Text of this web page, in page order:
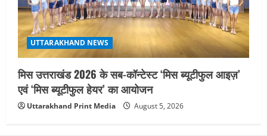
UTTARAKHAND NEWS
मिस उत्तराखंड 2026 के सब-कॉन्टेस्ट ‘मिस ब्यूटीफुल आइज़’
एवं ‘मिस ब्यूटीफुल हेयर’ का आयोजन
Uttarakhand Print Media August 5, 2026